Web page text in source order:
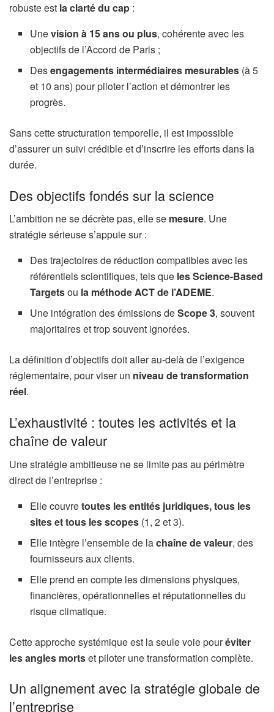
robuste est la clarté du cap :
Unevision à 15 ans ou plus, cohérente avec les
objectifs de l’Accord de Paris ;
Desengagements intermédiaires mesurables (à 5
et 10 ans) pour piloter l’action et démontrer les
progrès.
Sans cette structuration temporelle, il est impossible
d’assurer un suivi crédible et d’inscrire les efforts dans la
durée.
Des objectifs fondés sur la science
L’ambition ne se décrète pas, elle se mesure. Une
stratégie sérieuse s’appuie sur :
Des trajectoires de réduction compatibles avec les
référentiels scientifiques, tels que les Science-Based
Targetsou la méthode ACT de l’ADEME.
Une intégration des émissions deScope 3, souvent
majoritaires et trop souvent ignorées.
La définition d’objectifs doit aller au-delà de l’exigence
réglementaire, pour viser un niveau de transformation
réel.
L’exhaustivité : toutes les activités et la
chaîne de valeur
Une stratégie ambitieuse ne se limite pas au périmètre
direct de l’entreprise :
Elle couvretoutes les entités juridiques, tous les
sites et tous les scopes (1, 2 et 3).
Elle intègre l’ensemble de lachaîne de valeur, des
fournisseurs aux clients.
Elle prend en compte les dimensions physiques,
financières, opérationnelles et réputationnelles du
risque climatique.
Cette approche systémique est la seule voie pouréviter
les angles mortset piloter une transformation complète.
Un alignement avec la stratégie globale de
l’entreprise